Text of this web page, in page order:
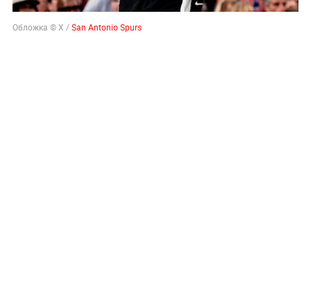
Обложка © Х /San Antonio Spurs